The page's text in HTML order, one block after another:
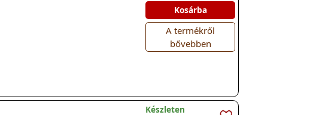
Kosárba
A termékről
bővebben
Készleten